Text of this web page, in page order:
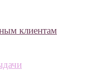
клиентам